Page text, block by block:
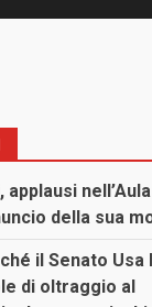
della sua
il Senato Usa
di oltraggio al